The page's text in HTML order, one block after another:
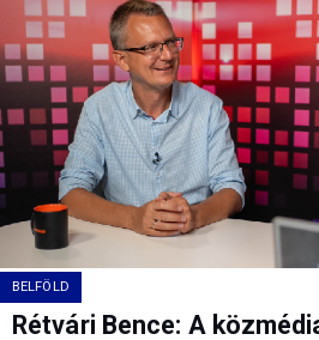
BELFÖLD
Rétvári Bence: A